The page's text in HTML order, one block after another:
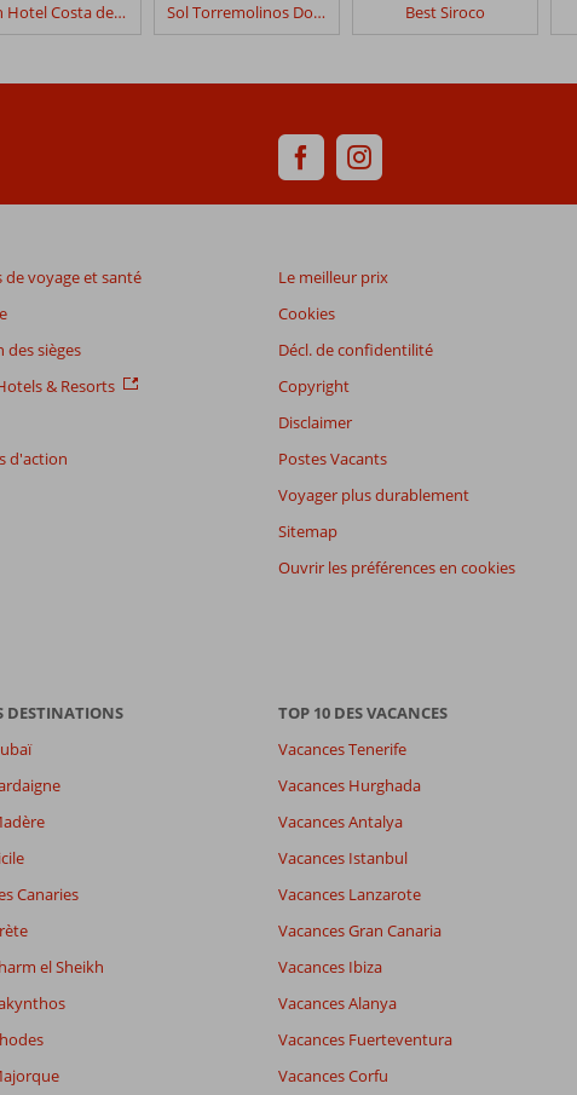
Gran Hotel Costa del Sol Sol Torremolinos Don Pablo Best Siroco
de voyage et santé
des sièges
& Resorts
d'action
Le meilleur prix
Cookies
Décl. de confidentilité
Copyright
Disclaimer
Postes Vacants
Voyager plus durablement
Sitemap
Ouvrir les préférences en cookies
DESTINATIONS
Canaries
el Sheikh
TOP 10 DES VACANCES
Vacances Tenerife
Vacances Hurghada
Vacances Antalya
Vacances Istanbul
Vacances Lanzarote
Vacances Gran Canaria
Vacances Ibiza
Vacances Alanya
Vacances Fuerteventura
Vacances Corfu